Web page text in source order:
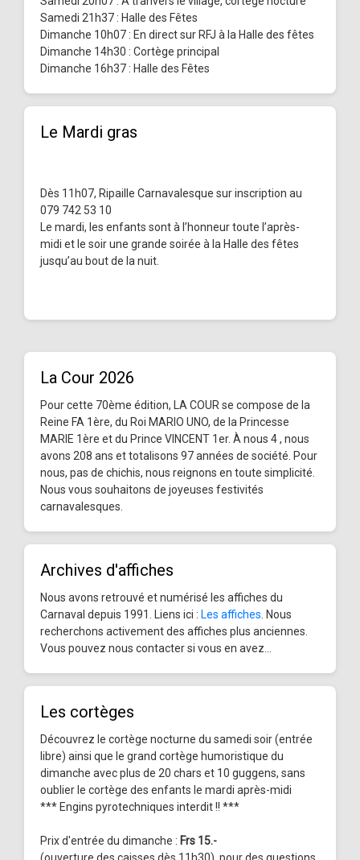
Samedi 21h37 : Halle des Fêtes
Dimanche 10h07 : En direct sur RFJ à la Halle des fêtes
Dimanche 14h30 : Cortège principal
Dimanche 16h37 : Halle des Fêtes
Le Mardi gras
Dès 11h07, Ripaille Carnavalesque sur inscription au
079 742 53 10
Le mardi, les enfants sont à l’honneur toute l’après-
midi et le soir une grande soirée à la Halle des fêtes
jusqu’au bout de la nuit.
La Cour 2026
Pour cette 70ème édition, LA COUR se compose de la
Reine FA 1ère, du Roi MARIO UNO, de la Princesse
MARIE 1ère et du Prince VINCENT 1er. À nous 4 , nous
avons 208 ans et totalisons 97 années de société. Pour
nous, pas de chichis, nous reignons en toute simplicité.
Nous vous souhaitons de joyeuses festivités
carnavalesques.
Archives d'affiches
Nous avons retrouvé et numérisé les affiches du
Carnaval depuis 1991. Liens ici : Les affiches . Nous
recherchons activement des affiches plus anciennes.
Vous pouvez nous contacter si vous en avez...
Les cortèges
Découvrez le cortège nocturne du samedi soir (entrée
libre) ainsi que le grand cortège humoristique du
dimanche avec plus de 20 chars et 10 guggens, sans
oublier le cortège des enfants le mardi après-midi
*** Engins pyrotechniques interdit !! ***
Prix d'entrée du dimanche : Frs 15.-